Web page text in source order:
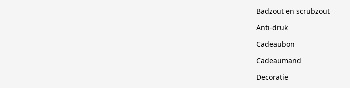
Badzout en scrubzout
Anti-druk
Cadeaubon
Cadeaumand
Decoratie